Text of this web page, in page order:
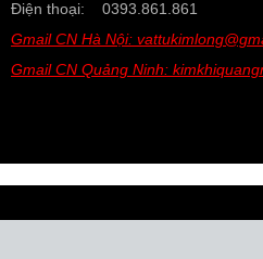
Điện thoại: 0393.861.861
Gmail CN Hà Nội:
Gmail CN Quảng Ninh: